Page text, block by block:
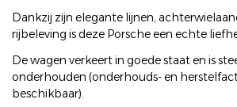
Dankzij zijn elegante lijnen,
rijbeleving is deze Porsche een echte
De wagen verkeert in goede staat en is
onderhouden (onderhouds- en
beschikbaar).